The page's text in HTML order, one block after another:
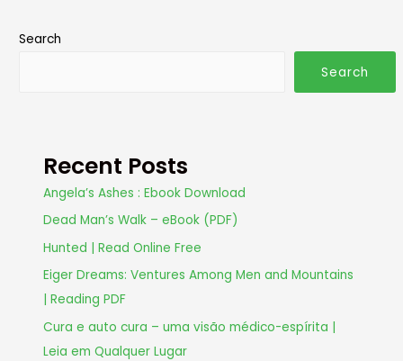
Search
Search
Recent Posts
Angela’s Ashes : Ebook Download
Dead Man’s Walk – eBook (PDF)
Hunted | Read Online Free
Eiger Dreams: Ventures Among Men and Mountains
| Reading PDF
Cura e auto cura – uma visão médico-espírita |
Leia em Qualquer Lugar